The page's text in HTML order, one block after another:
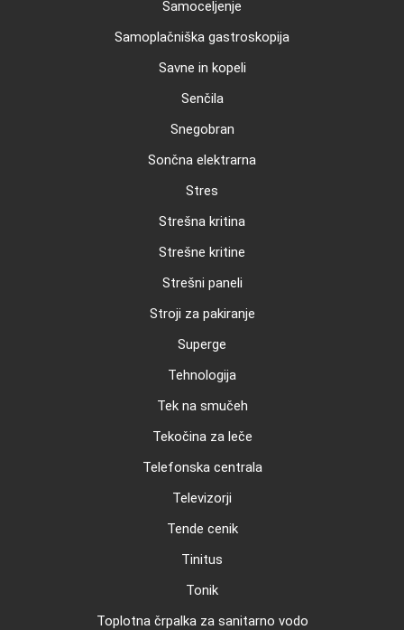
Samoceljenje
Samoplačniška gastroskopija
Savne in kopeli
Senčila
Snegobran
Sončna elektrarna
Stres
Strešna kritina
Strešne kritine
Strešni paneli
Stroji za pakiranje
Superge
Tehnologija
Tek na smučeh
Tekočina za leče
Telefonska centrala
Televizorji
Tende cenik
Tinitus
Tonik
Toplotna črpalka za sanitarno vodo